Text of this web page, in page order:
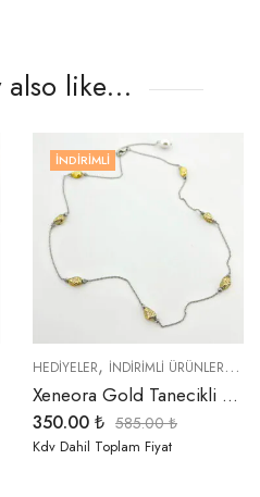
also like…
YENI GELENLER
,TREND ÜRÜNLER,YENI
İNDIRIMLI ÜRÜNLER,KOLYELER,ÖZEL
Xeneora Gold Tanecikli Çelik Kolye
585.00₺
Fiyat
HEDIYELER
220.00